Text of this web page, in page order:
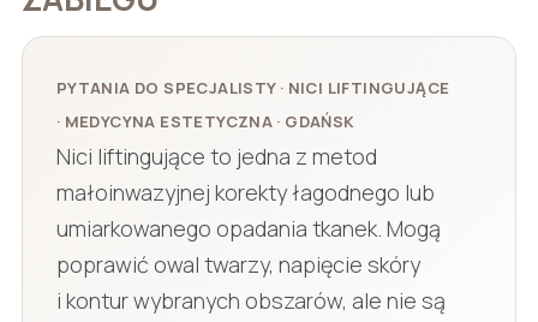
PYTANIA DO SPECJALISTY · NICI LIFTINGUJĄCE
· MEDYCYNA ESTETYCZNA · GDAŃSK
Nici liftingujące to jedna z metod
małoinwazyjnej korekty łagodnego lub
umiarkowanego opadania tkanek. Mogą
poprawić owal twarzy, napięcie skóry
i kontur wybranych obszarów, ale nie są